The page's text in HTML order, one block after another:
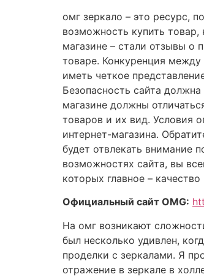
омг зеркало – это ресурс,
возможность купить
магазине – стали отзывы о
товаре. Конкуренция
иметь четкое
Безопасность сайта
магазине должны
товаров и их вид. Условия
интернет-магазина.
будет отвлекать внимание
возможностях сайта, вы
которых главное –
Официальный сайт OMG:
На омг возникают
был несколько удивлен,
проделки с зеркалами. Я
отражение в зеркале в